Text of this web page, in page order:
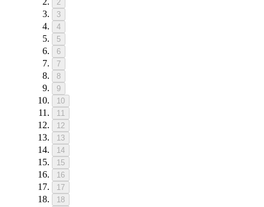
2
3
4
5
6
7
8
9
10
11
12
13
14
15
16
17
18